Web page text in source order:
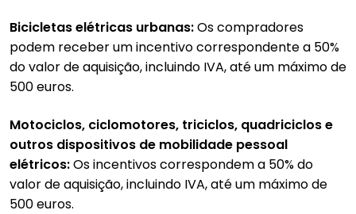
Bicicletas elétricas urbanas:Os compradores
podem receber um incentivo correspondente a 50%
do valor de aquisição, incluindo IVA, até um máximo de
500 euros.
Motociclos, ciclomotores, triciclos, quadriciclos e
outros dispositivos de mobilidade pessoal
elétricos:Os incentivos correspondem a 50% do
valor de aquisição, incluindo IVA, até um máximo de
500 euros.